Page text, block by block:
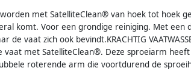
met SatelliteClean® van hoek tot hoek
komt. Voor een grondige reiniging. Met een
vaat zich ook bevindt.KRACHTIG
vaat met SatelliteClean®. Deze sproeiarm
roterende arm die voortdurend de